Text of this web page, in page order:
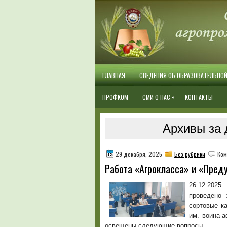
ГЛАВНАЯ СВЕДЕНИЯ ОБ
ПРОФКОМ СМИ О НАС » КОНТАКТЫ
Архивы за
29 декабря, 2025 Без рубрики
Работа «Агрокласса» и
сортовые
им. воина-